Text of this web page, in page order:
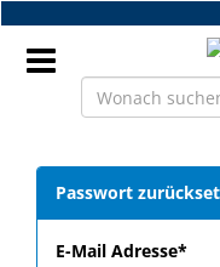
Zum
Hauptinhalt
springen
DE
Passwort
Passwort
E-Mail Adresse*